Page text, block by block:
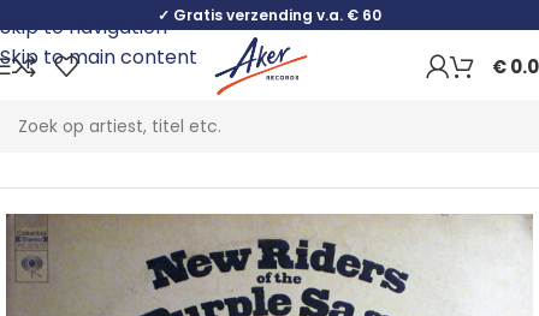
Skip to navigation
Skip to main content
✓ Gratis verzending v.a. € 60
€
Home Rock